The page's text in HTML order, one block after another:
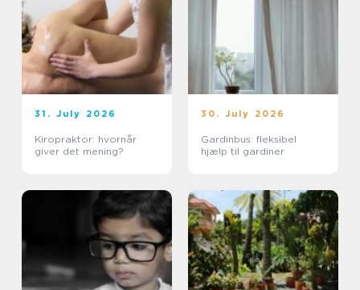
31. July 2026
Kiropraktor: hvornår
giver det mening?
30. July 2026
Gardinbus: fleksibel
hjælp til gardiner